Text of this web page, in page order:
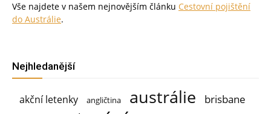
Vše najdete v našem nejnovějším článku Cestovní pojištění
do Austrálie.
Nejhledanější
akční letenky angličtina austrálie brisbane